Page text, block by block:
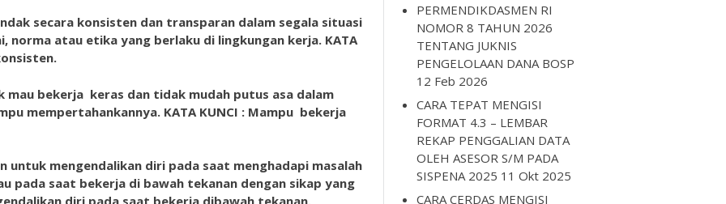
secara konsisten dan transparan dalam segala situasi
norma atau etika yang berlaku di lingkungan kerja. KATA
mau bekerja keras dan tidak mudah putus asa dalam
mempertahankannya. KATA KUNCI : Mampu bekerja
untuk mengendalikan diri pada saat menghadapi masalah
pada saat bekerja di bawah tekanan dengan sikap yang
PERMENDIKDASMEN RI
NOMOR 8 TAHUN 2026
TENTANG JUKNIS
PENGELOLAAN DANA BOSP
12 Feb 2026
CARA TEPAT MENGISI
FORMAT 4.3 – LEMBAR
REKAP PENGGALIAN DATA
OLEH ASESOR S/M PADA
SISPENA 2025 11 Okt 2025
CARA CERDAS MENGISI